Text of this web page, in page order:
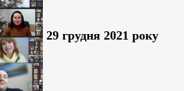
29 грудня 2021 року